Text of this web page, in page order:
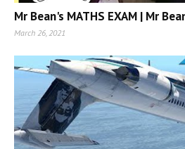
Mr Bean's MATHS EXAM | Mr
March 26, 2021